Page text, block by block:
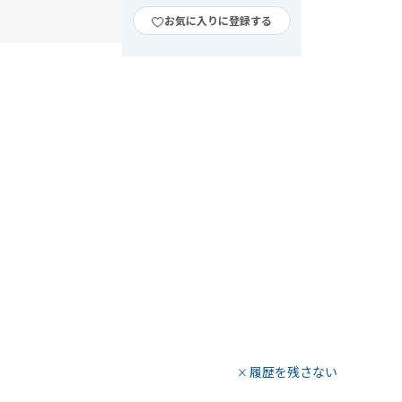
お気に入りに登録する
履歴を残さない